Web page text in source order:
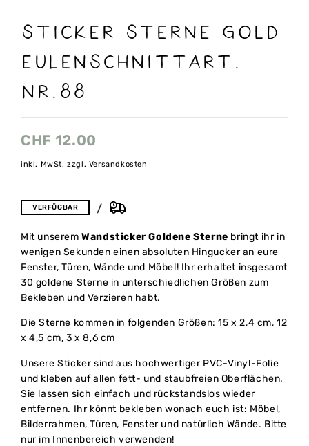
Sticker Sterne Gold
EulenschnittArt.
Nr.88
CHF 12.00
inkl. MwSt, zzgl. Versandkosten
VERFÜGBAR
Mit unseremWandsticker Goldene Sterne bringt ihr in
wenigen Sekunden einen absoluten Hingucker an eure
Fenster, Türen, Wände und Möbel! Ihr erhaltet insgesamt
30 goldene Sterne in unterschiedlichen Größen zum
Bekleben und Verzieren habt.
Die Sterne kommen in folgenden Größen: 15 x 2,4 cm, 12
x 4,5 cm, 3 x 8,6 cm
Unsere Sticker sind aus hochwertiger PVC-Vinyl-Folie
und kleben auf allen fett- und staubfreien Oberflächen.
Sie lassen sich einfach und rückstandslos wieder
entfernen. Ihr könnt bekleben wonach euch ist: Möbel,
Bilderrahmen, Türen, Fenster und natürlich Wände. Bitte
nur im Innenbereich verwenden!